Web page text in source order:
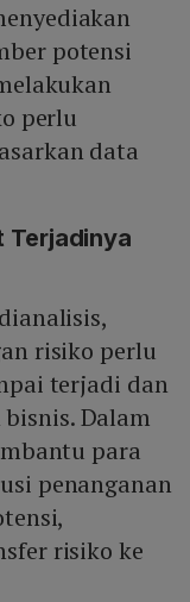
potensi
perlu
data
Terjadinya
risiko perlu
terjadi dan
Dalam
para
penanganan
risiko ke